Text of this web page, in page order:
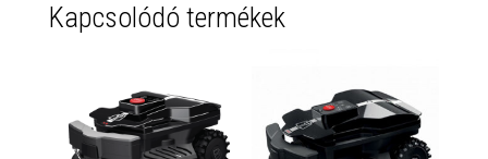
Kapcsolódó termékek